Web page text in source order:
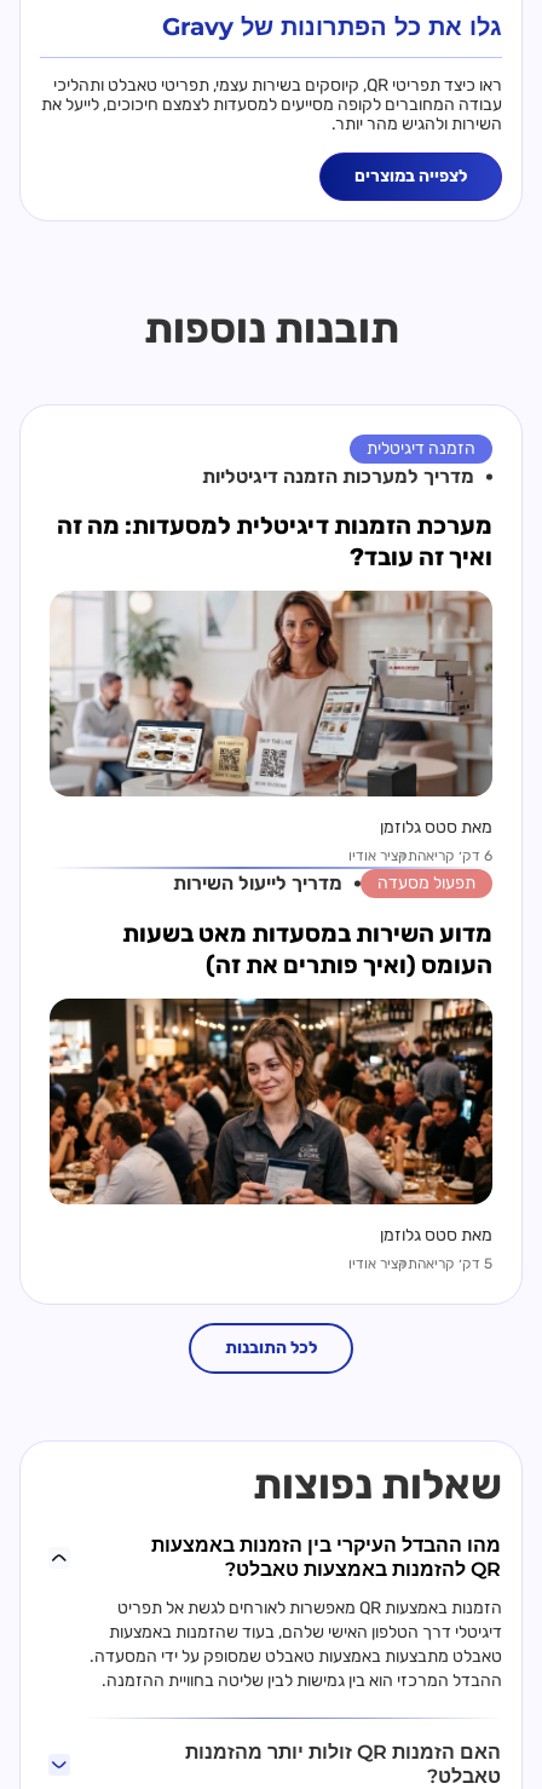
גלו את כל הפתרונות של Gravy
ראו כיצד תפריטי QR, קיוסקים בשירות עצמי, תפריטי טאבלט ותהליכי
עבודה המחוברים לקופה מסייעים למסעדות לצמצם חיכוכים, לייעל את
השירות ולהגיש מהר יותר.
לצפייה במוצרים
תובנות נוספות
הזמנה דיגיטלית
מדריך למערכות הזמנה דיגיטליות
מערכת הזמנות דיגיטלית למסעדות: מה זה
ואיך זה עובד?
מאת סטס גלוזמן
6 דק׳ קריאה תקציר אודיו
תפעול מסעדה מדריך לייעול השירות
מדוע השירות במסעדות מאט בשעות
העומס (ואיך פותרים את זה)
מאת סטס גלוזמן
5 דק׳ קריאה תקציר אודיו
לכל התובנות
שאלות נפוצות
מהו ההבדל העיקרי בין הזמנות באמצעות
QR להזמנות באמצעות טאבלט?
הזמנות באמצעות QR מאפשרות לאורחים לגשת אל תפריט
דיגיטלי דרך הטלפון האישי שלהם, בעוד שהזמנות באמצעות
טאבלט מתבצעות באמצעות טאבלט שמסופק על ידי המסעדה.
ההבדל המרכזי הוא בין גמישות לבין שליטה בחוויית ההזמנה.
האם הזמנות QR זולות יותר מהזמנות
טאבלט?